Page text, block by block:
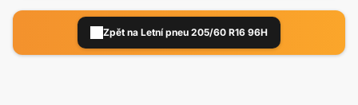
Zpět na Letní pneu 205/60 R16 96H